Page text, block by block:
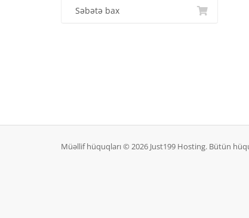
Səbətə bax
Müəllif hüquqları © 2026 Just199 Hosting. Bütün